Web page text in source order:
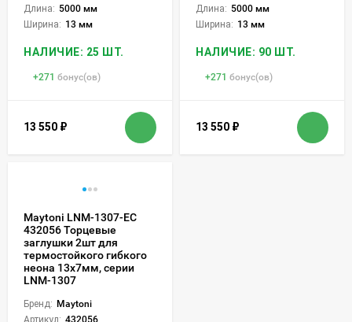
Длина: 5000 мм
Ширина: 13 мм
НАЛИЧИЕ: 25 ШТ.
+271 бонус(ов)
13 550 ₽
Длина: 5000 мм
Ширина: 13 мм
НАЛИЧИЕ: 90 ШТ.
+271 бонус(ов)
13 550 ₽
Maytoni LNM-1307-EC
432056 Торцевые
заглушки 2шт для
термостойкого гибкого
неона 13х7мм, серии
LNM-1307
Бренд: Maytoni
Артикул: 432056